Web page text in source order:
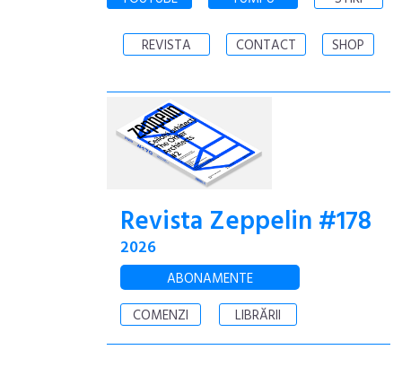
REVISTA CONTACT SHOP
Revista Zeppelin #178
2026
ABONAMENTE
COMENZI
LIBRĂRII